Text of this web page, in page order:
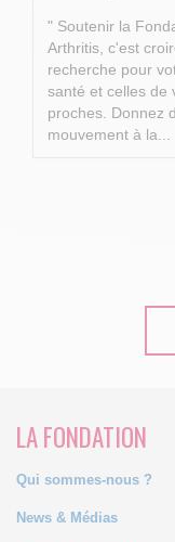
" Soutenir la
Arthritis, c'est
recherche pour
santé et celles de
proches. Donnez
mouvement à la...
LA FONDATION
Qui sommes-nous ?
News & Médias